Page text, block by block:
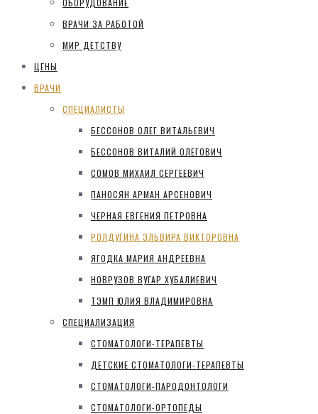
ОБОРУДОВАНИЕ
ВРАЧИ ЗА РАБОТОЙ
МИР ДЕТСТВУ
ЦЕНЫ
ВРАЧИ
СПЕЦИАЛИСТЫ
БЕССОНОВ ОЛЕГ ВИТАЛЬЕВИЧ
БЕССОНОВ ВИТАЛИЙ ОЛЕГОВИЧ
СОМОВ МИХАИЛ СЕРГЕЕВИЧ
ПАНОСЯН АРМАН АРСЕНОВИЧ
ЧЕРНАЯ ЕВГЕНИЯ ПЕТРОВНА
РОЛДУГИНА ЭЛЬВИРА ВИКТОРОВНА
ЯГОДКА МАРИЯ АНДРЕЕВНА
НОВРУЗОВ ВУГАР ХУБАЛИЕВИЧ
ТЭМП ЮЛИЯ ВЛАДИМИРОВНА
СПЕЦИАЛИЗАЦИЯ
СТОМАТОЛОГИ-ТЕРАПЕВТЫ
ДЕТСКИЕ СТОМАТОЛОГИ-ТЕРАПЕВТЫ
СТОМАТОЛОГИ-ПАРОДОНТОЛОГИ
СТОМАТОЛОГИ-ОРТОПЕДЫ